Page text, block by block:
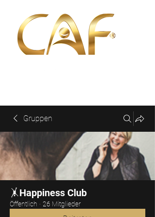
Gruppen
🤸Happiness Club
Öffentlich · 26 Mitglieder